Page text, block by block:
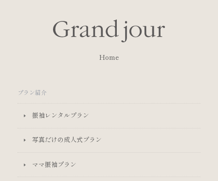
Home
プラン紹介
振袖レンタルプラン
写真だけの成人式プラン
ママ振袖プラン